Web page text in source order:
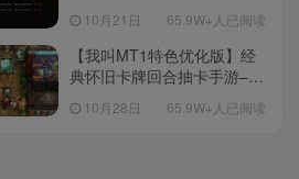
10月21日 65.9W+人已阅读
【我叫MT1特色优化版】经
典怀旧卡牌回合抽卡手游–打
教程-多功能GM后台工具-网
10月28日 65.9W+人已阅读